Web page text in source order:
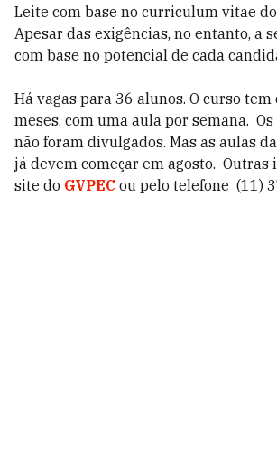
Leite com base no curriculum vitae
Apesar das exigências, no entanto, a
com base no potencial de cada
Há vagas para 36 alunos. O curso
meses, com uma aula por semana.
não foram divulgados. Mas as aulas
já devem começar em agosto. Outras
site do GVPEC ou pelo telefone (11)